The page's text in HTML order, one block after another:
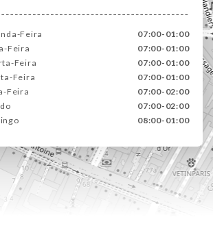
Feira
07:00-01:00
Feira
07:00-01:00
Feira
07:00-01:00
Feira
07:00-01:00
Feira
07:00-02:00
07:00-02:00
08:00-01:00